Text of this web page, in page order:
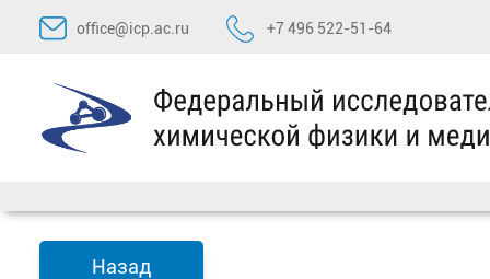
Перейти
содержимому
office@icp.ac.ru +7 496 522-51-64
Назад